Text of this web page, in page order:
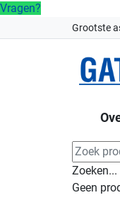
Vragen?
Grootste
Zoeken...
Geen